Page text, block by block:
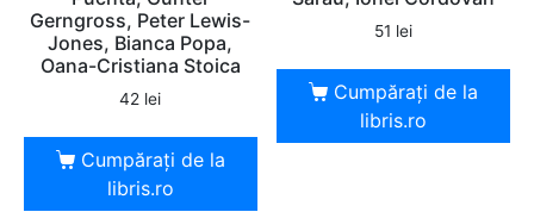
Gerngross, Peter Lewis-
Jones, Bianca Popa,
Oana-Cristiana Stoica
42 lei
Cumpărați de la
libris.ro
51 lei
Cumpărați de la
libris.ro